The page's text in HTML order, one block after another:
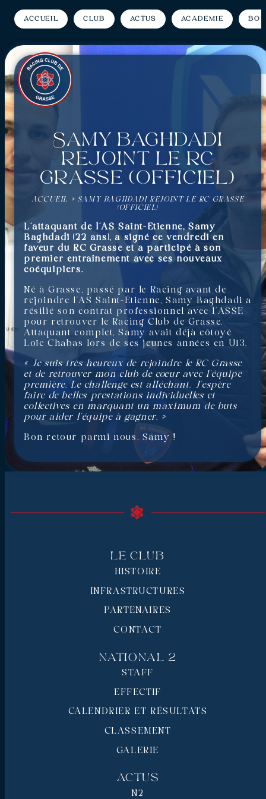
Accueil Club Actus Académie
Samy Baghdadi
rejoint le RC
Grasse (officiel)
ACCUEIL » SAMY BAGHDADI REJOINT LE RC GRASSE
(OFFICIEL)
L’attaquant de l’AS Saint-Etienne, Samy
Baghdadi (22 ans), a signé ce vendredi en
faveur du RC Grasse et a participé à son
premier entraînement avec ses nouveaux
coéquipiers.
Né à Grasse, passé par le Racing avant de
rejoindre l’AS Saint-Étienne, Samy Baghdadi a
résilié son contrat professionnel avec l’ASSE
pour retrouver le Racing Club de Grasse.
Attaquant complet, Samy avait déjà côtoyé
Loïc Chabas lors de ses jeunes années en U13.
« Je suis très heureux de rejoindre le RC Grasse
et de retrouver mon club de cœur avec l’équipe
première. Le challenge est alléchant. J’espère
faire de belles prestations individuelles et
collectives en marquant un maximum de buts
pour aider l’équipe à gagner. »
Bon retour parmi nous, Samy !
Le Club
HISTOIRE
INFRASTRUCTURES
PARTENAIRES
CONTACT
National 2
STAFF
EFFECTIF
CALENDRIER ET RÉSULTATS
CLASSEMENT
GALERIE
Actus
N2